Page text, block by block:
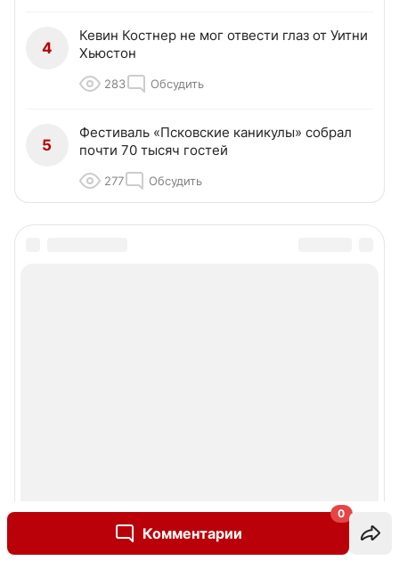
Комментарии
0
4
Кевин Костнер не мог отвести глаз от Уитни
Хьюстон
283 Обсудить
5
Фестиваль «Псковские каникулы» собрал
почти 70 тысяч гостей
277 Обсудить